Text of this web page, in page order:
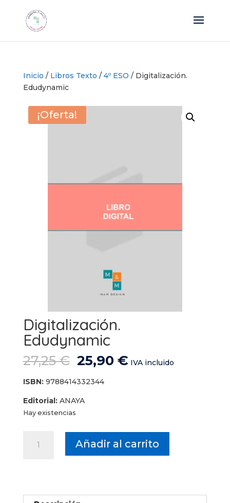
Inicio / Libros Texto / 4º ESO / Digitalización.
Edudynamic
¡Oferta!
Digitalización.
Edudynamic
27,25€ El
precio
original
era:
27,25 €.
25,90 €El
IVA incluido
ISBN:9788414332344
Editorial:ANAYA
Hay existencias
Edudynamic
Añadir al carrito